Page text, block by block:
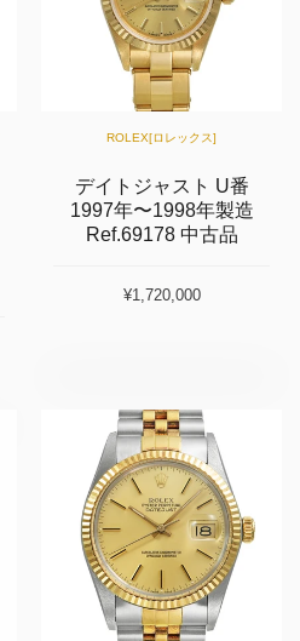
ROLEX[ロレックス]
デイトジャスト U番
1997年〜1998年製造
Ref.69178 中古品
¥1,720,000